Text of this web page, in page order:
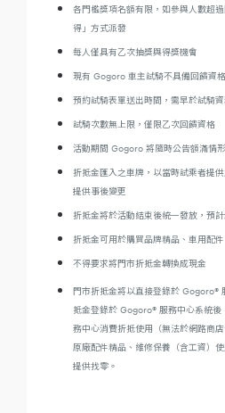
各門檻獎項名額有限，如參與人數超
得」方式派發
每人僅具有乙次抽獎與得獎機會
現有 Gogoro 車主試騎不具備回饋資格
預約試騎表單送出時間，需早於試騎
試騎次數無上限，僅限乙次回饋資格
活動期間 Gogoro 將隨時公告額滿情
折抵金匯入之車牌，以當時試乘者提
提供事後變更
折抵金將於活動結束後統一發放，預
折抵金可用於購買品牌精品、車用配
不得要求將門市折抵金轉換成現金
門市折抵金將以直接登錄於 Gogoro®
抵金登錄於 Gogoro® 服務中心系統
務中心消費折抵使用（無法於網路商
原廠配件精品、維修保養（含工資）
提供找零。